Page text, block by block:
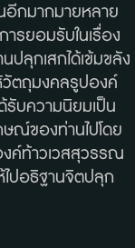
กมากมายหลาย
รยอมรับในเรื่อง
ลุกเสกได้เข้มขลัง
วัตถุมงคลรูปองค์
บความนิยมเป็น
ณ์ของท่านไปโดย
ค์ท้าวเวสสุวรรณ
ปอธิฐานจิตปลุก